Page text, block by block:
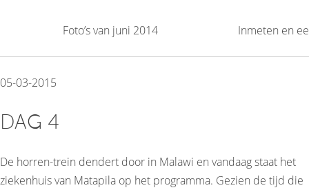
Foto’s van juni 2014 Inmeten en
05-03-2015
DAG 4
De horren-trein dendert door in Malawi en vandaag staat het
ziekenhuis van Matapila op het programma. Gezien de tijd die